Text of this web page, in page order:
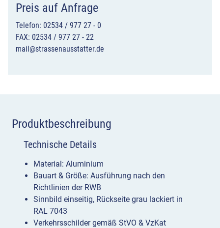
Preis auf Anfrage
Telefon: 02534 / 977 27 - 0
FAX: 02534 / 977 27 - 22
mail@strassenausstatter.de
Produktbeschreibung
Technische Details
Material: Aluminium
Bauart & Größe: Ausführung nach den
Richtlinien der RWB
Sinnbild einseitig, Rückseite grau lackiert in
RAL 7043
Verkehrsschilder gemäß StVO & VzKat